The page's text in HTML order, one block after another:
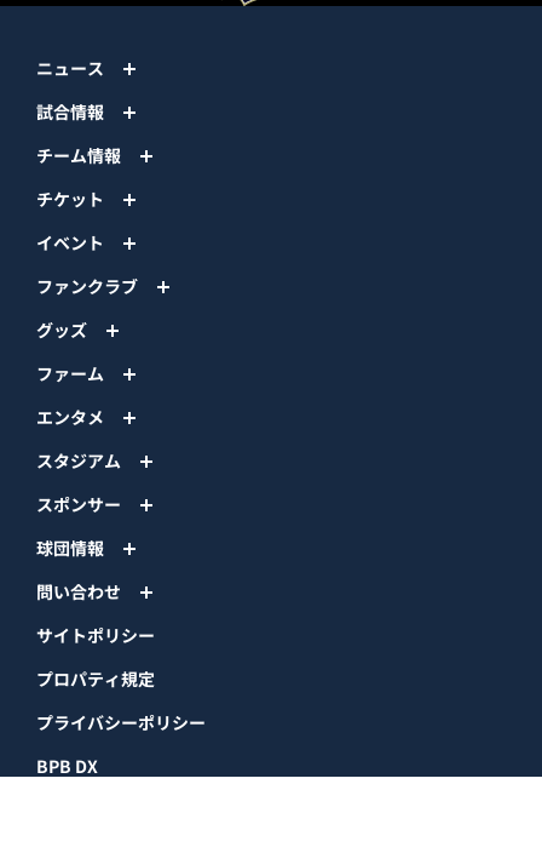
ニュース
試合情報
チーム情報
チケット
イベント
ファンクラブ
グッズ
ファーム
エンタメ
スタジアム
スポンサー
球団情報
問い合わせ
サイトポリシー
プロパティ規定
プライバシーポリシー
BPB DX